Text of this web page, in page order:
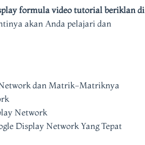
formula video tutorial beriklan di
akan Anda pelajari dan
dan Matrik-Matriknya
Network
Display Network Yang Tepat